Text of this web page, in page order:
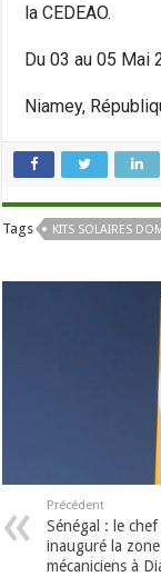
la CEDEAO.
Du 03 au 05 Mai
Niamey,
Tags KITS SOLAIRES
Précédent
Sénégal : le chef
inauguré la zone
mécaniciens à